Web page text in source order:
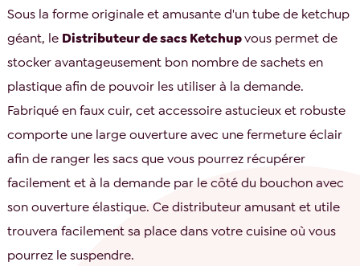
Sous la forme originale et amusante d'un tube de ketchup
géant, le Distributeur de sacs Ketchupvous permet de
stocker avantageusement bon nombre de sachets en
plastique afin de pouvoir les utiliser à la demande.
Fabriqué en faux cuir, cet accessoire astucieux et robuste
comporte une large ouverture avec une fermeture éclair
afin de ranger les sacs que vous pourrez récupérer
facilement et à la demande par le côté du bouchon avec
son ouverture élastique. Ce distributeur amusant et utile
trouvera facilement sa place dans votre cuisine où vous
pourrez le suspendre.